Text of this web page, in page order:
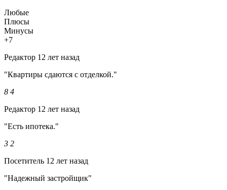
Любые
Плюсы
Минусы
+7
Редактор 12 лет назад
"Квартиры сдаются с отделкой."
8 4
Редактор 12 лет назад
"Есть ипотека."
3 2
Посетитель 12 лет назад
"Надежный застройщик"